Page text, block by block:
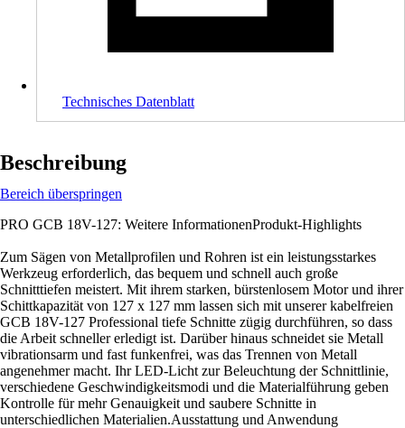
Technisches Datenblatt
Beschreibung
Bereich überspringen
PRO GCB 18V-127: Weitere InformationenProdukt-Highlights
Zum Sägen von Metallprofilen und Rohren ist ein leistungsstarkes
Werkzeug erforderlich, das bequem und schnell auch große
Schnitttiefen meistert. Mit ihrem starken, bürstenlosem Motor und ihrer
Schittkapazität von 127 x 127 mm lassen sich mit unserer kabelfreien
GCB 18V-127 Professional tiefe Schnitte zügig durchführen, so dass
die Arbeit schneller erledigt ist. Darüber hinaus schneidet sie Metall
vibrationsarm und fast funkenfrei, was das Trennen von Metall
angenehmer macht. Ihr LED-Licht zur Beleuchtung der Schnittlinie,
verschiedene Geschwindigkeitsmodi und die Materialführung geben
Kontrolle für mehr Genauigkeit und saubere Schnitte in
unterschiedlichen Materialien.Ausstattung und Anwendung